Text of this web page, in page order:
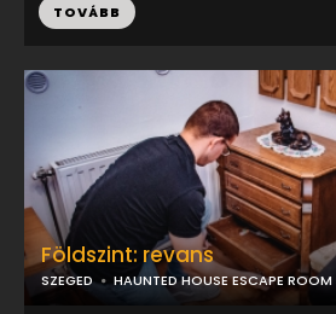
TOVÁBB
Földszint: revans
SZEGED HAUNTED HOUSE ESCAPE ROOM